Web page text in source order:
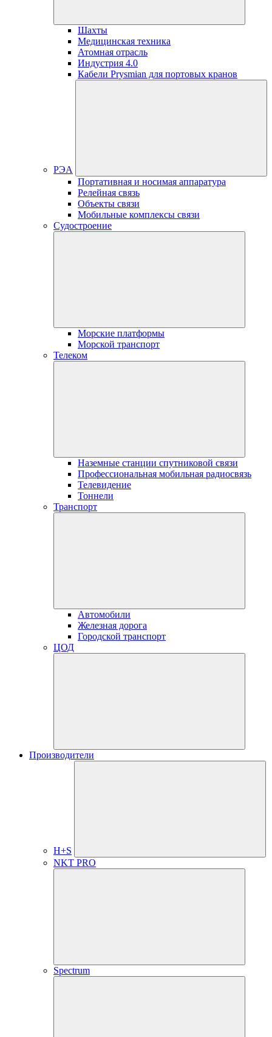
Шахты
Медицинская техника
Атомная отрасль
Индустрия 4.0
Кабели Prysmian для портовых кранов
РЭА
Портативная и носимая аппаратура
Релейная связь
Объекты связи
Мобильные комплексы связи
Судостроение
Морские платформы
Морской транспорт
Телеком
Наземные станции спутниковой связи
Профессиональная мобильная радиосвязь
Телевидение
Тоннели
Транспорт
Автомобили
Железная дорога
Городской транспорт
ЦОД
Производители
H+S
NKT PRO
Spectrum